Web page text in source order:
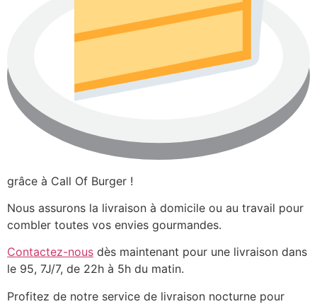
grâce à Call Of Burger !
Nous assurons la livraison à domicile ou au travail pour
combler toutes vos envies gourmandes.
Contactez-nous dès maintenant pour une livraison dans
le 95, 7J/7, de 22h à 5h du matin.
Profitez de notre service de livraison nocturne pour